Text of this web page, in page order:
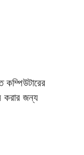
কম্পিউটারের
করার জন্য